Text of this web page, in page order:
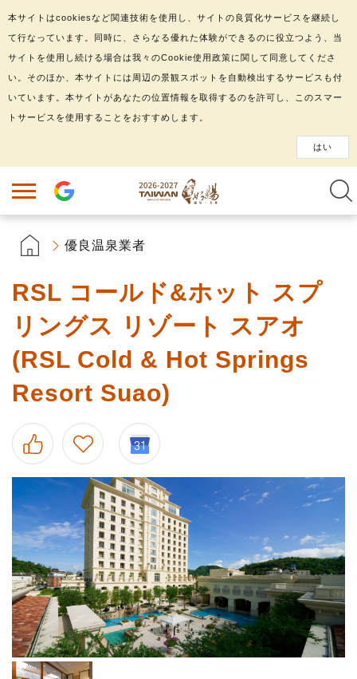
優良温泉業者
RSL コールド&ホット スプ
リングス リゾート スアオ
(RSL Cold & Hot Springs
Resort Suao)
本サイトはcookiesなど関連技術を使用し、サイトの良質化サービスを継続し
て行なっています。同時に、さらなる優れた体験ができるのに役立つよう、当
サイトを使用し続ける場合は我々のCookie使用政策に関して同意してくださ
い。そのほか、本サイトには周辺の景観スポットを自動検出するサービスも付
いています。本サイトがあなたの位置情報を取得するのを許可し、このスマー
トサービスを使用することをおすすめします。
はい